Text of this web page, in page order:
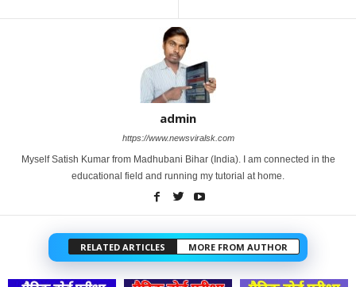
admin
https://www.newsviralsk.com
Myself Satish Kumar from Madhubani Bihar (India). I am connected in the
educational field and running my tutorial at home.
RELATED ARTICLES MORE FROM AUTHOR